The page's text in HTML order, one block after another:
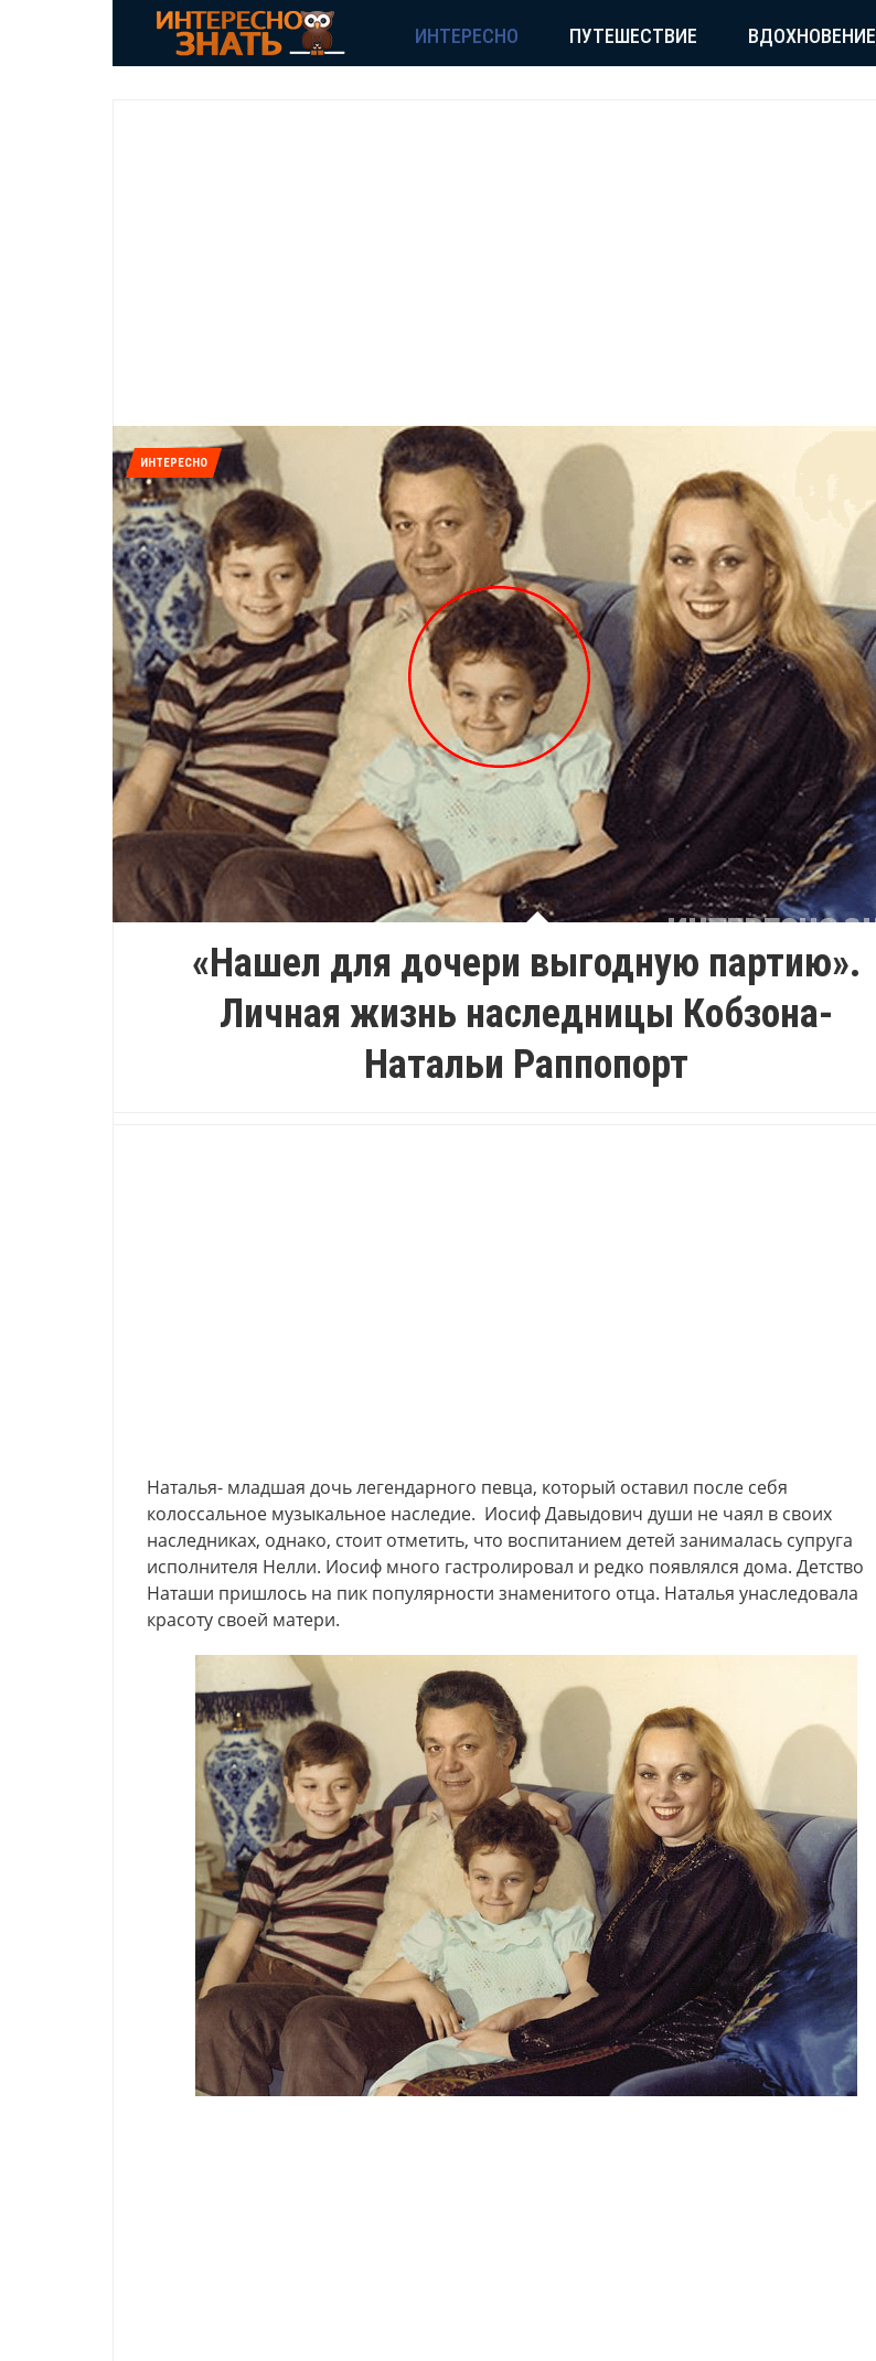
ИНТЕРЕСНО ПУТЕШЕСТВИЕ ВДОХНОВЕНИЕ
ИНТЕРЕСНО
«Нашел для дочери выгодную партию».
Личная жизнь наследницы Кобзона-
Натальи Раппопорт
Наталья- младшая дочь легендарного певца, который оставил после себя
колоссальное музыкальное наследие. Иосиф Давыдович души не чаял в своих
наследниках, однако, стоит отметить, что воспитанием детей занималась супруга
исполнителя Нелли. Иосиф много гастролировал и редко появлялся дома. Детство
Наташи пришлось на пик популярности знаменитого отца. Наталья унаследовала
красоту своей матери.